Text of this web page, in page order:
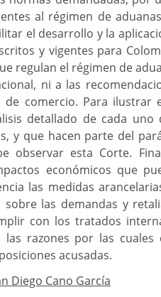
al régimen de
el desarrollo y la
y vigentes para
regulan el régimen de
ni a las
de comercio. Para
detallado de cada
y que hacen parte del
observar esta Corte.
económicos que
las medidas
las demandas y
con los tratados
las razones por las cuales
acusadas.
Diego Cano García